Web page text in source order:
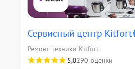
Сервисный центр Kitfort
Ремонт техники Kitfort
5,0290 оценки